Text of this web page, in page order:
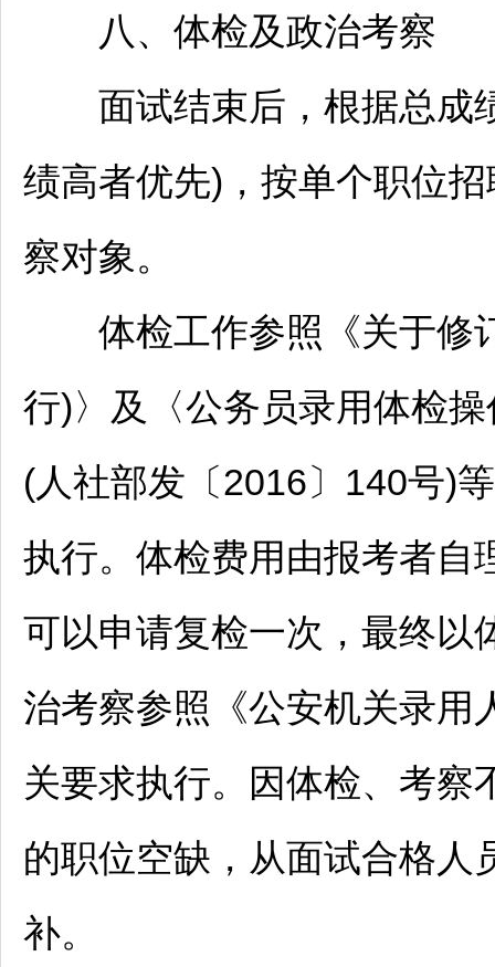
八、体检及政治考察
面试结束后，根据总成
绩高者优先)，按单个职位招
察对象。
体检工作参照《关于修
行)〉及〈公务员录用体检
(人社部发〔2016〕140号)
执行。体检费用由报考者自
可以申请复检一次，最终以
治考察参照《公安机关录用
关要求执行。因体检、考察
的职位空缺，从面试合格人
补。